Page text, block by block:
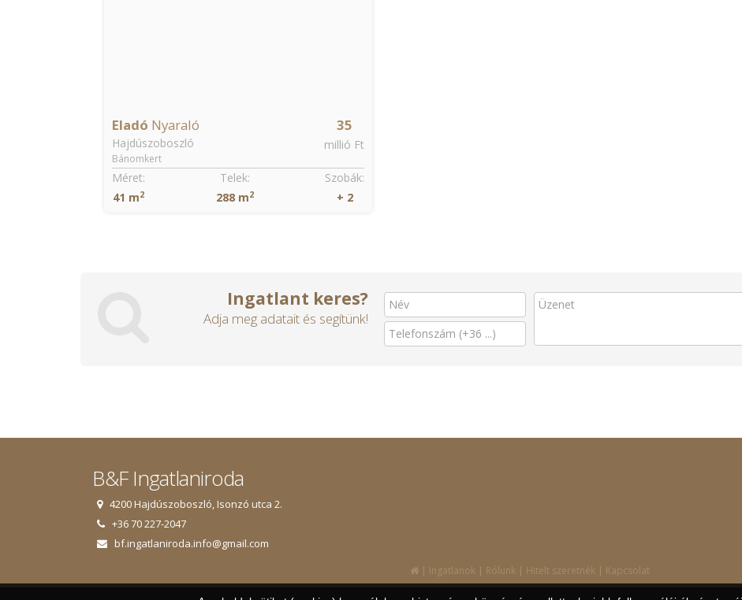
35
millió Ft
Eladó Nyaraló
Hajdúszoboszló
Bánomkert
Szobák:
+ 2
Méret:
41 m2
Telek:
288 m2
Ingatlant keres?
Adja meg adatait és segítünk!
B&F Ingatlaniroda
4200 Hajdúszoboszló, Isonzó utca 2.
+36 70 227-2047
bf.ingatlaniroda.info@gmail.com
| Ingatlanok | Rólunk | Hitelt szeretnék | Kapcsolat